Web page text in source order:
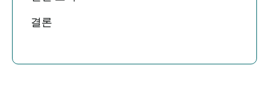
결론